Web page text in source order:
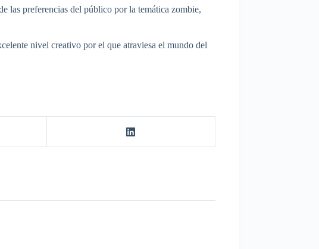
las preferencias del público por la temática zombie,
nivel creativo por el que atraviesa el mundo del